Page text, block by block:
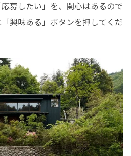
募したい」を、関心はあるので
興味ある」ボタンを押してくだ